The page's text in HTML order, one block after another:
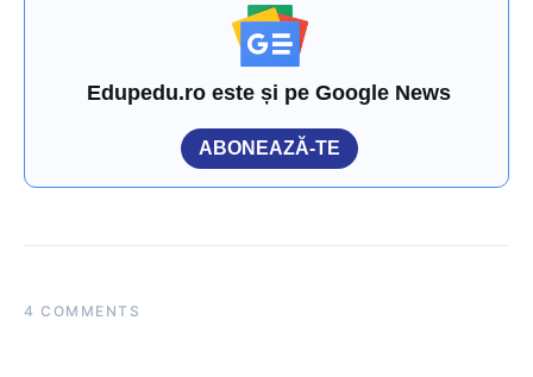
Edupedu.ro este și pe Google News
ABONEAZĂ-TE
4 COMMENTS